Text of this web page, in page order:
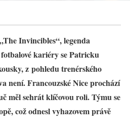
Invincibles“, legenda
kariéry se Patricku
z pohledu trenérského
není. Francouzské Nice prochází
měl sehrát klíčovou roli. Týmu se
což odnesl vyhazovem právě